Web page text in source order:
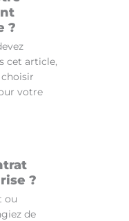
?
cet article,
votre
?
ou
de